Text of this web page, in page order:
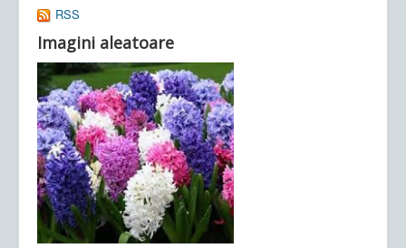
Ultimele articole: Vi, 04.11.2022 -
Județean Mehedinți
RSS
Imagini aleatoare